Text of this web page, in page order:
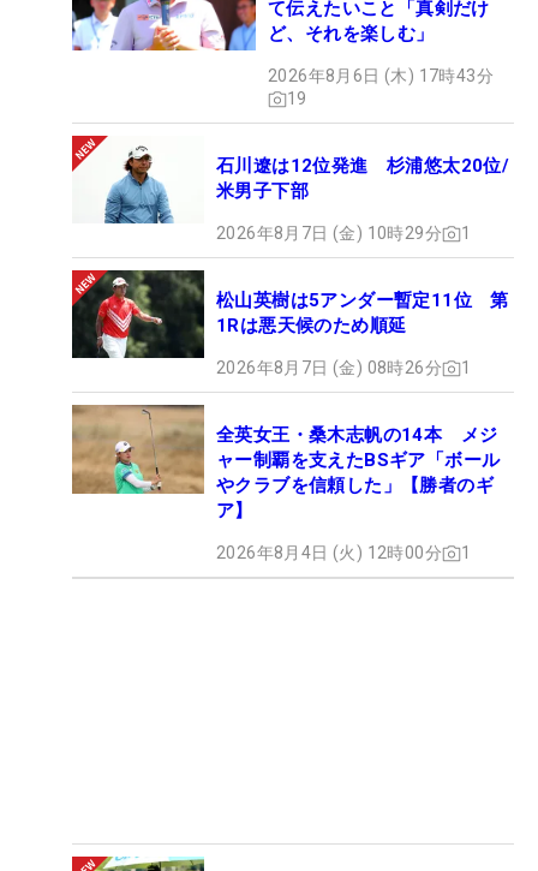
て伝えたいこと「真剣だけ
ど、それを楽しむ」
2026年8月6日 (木) 17時43分
19
石川遼は12位発進 杉浦悠太20位/
米男子下部
2026年8月7日 (金) 10時29分 1
松山英樹は5アンダー暫定11位 第
1Rは悪天候のため順延
2026年8月7日 (金) 08時26分 1
全英女王・桑木志帆の14本 メジ
ャー制覇を支えたBSギア「ボール
やクラブを信頼した」【勝者のギ
ア】
2026年8月4日 (火) 12時00分 1